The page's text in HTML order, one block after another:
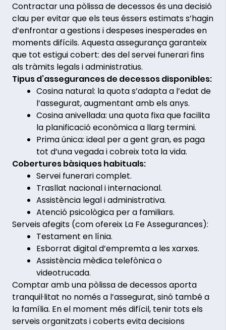
Contractar una pòlissa de decessos és una decisió
clau per evitar que els teus éssers estimats s’hagin
d’enfrontar a gestions i despeses inesperades en
moments difícils. Aquesta assegurança garanteix
que tot estigui cobert: des del servei funerari fins
als tràmits legals i administratius.
Tipus d’assegurances de decessos disponibles:
Cosina natural: la quota s’adapta a l’edat de
l’assegurat, augmentant amb els anys.
Cosina anivellada: una quota fixa que facilita
la planificació econòmica a llarg termini.
Prima única: ideal per a gent gran, es paga
tot d’una vegada i cobreix tota la vida.
Cobertures bàsiques habituals:
Servei funerari complet.
Trasllat nacional i internacional.
Assistència legal i administrativa.
Atenció psicològica per a familiars.
Serveis afegits (com ofereix La Fe Assegurances):
Testament en línia.
Esborrat digital d’empremta a les xarxes.
Assistència mèdica telefònica o
videotrucada.
Comptar amb una pòlissa de decessos aporta
tranquil·litat no només a l’assegurat, sinó també a
la família. En el moment més difícil, tenir tots els
serveis organitzats i coberts evita decisions